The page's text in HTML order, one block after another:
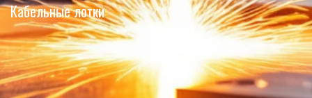
Кабельные лотки